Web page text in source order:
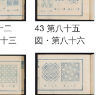
二
三
四図
43 第八十五
図・第八十六
図・第八十七図